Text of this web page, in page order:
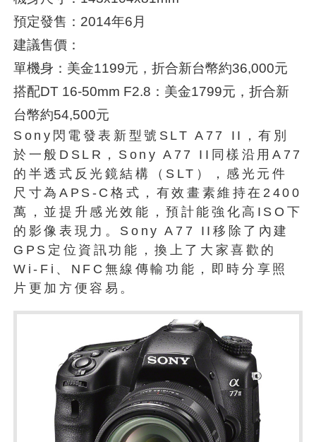
預定發售：2014年6月
建議售價：
單機身：美金1199元，折合新台幣約36,000元
搭配DT 16-50mm F2.8：美金1799元，折合新
台幣約54,500元
Sony閃電發表新型號SLT A77 II，有別
於一般DSLR，Sony A77 II同樣沿用A77
的半透式反光鏡結構（SLT），感光元件
尺寸為APS-C格式，有效畫素維持在2400
萬，並提升感光效能，預計能強化高ISO下
的影像表現力。Sony A77 II移除了內建
GPS定位資訊功能，換上了大家喜歡的
Wi-Fi、NFC無線傳輸功能，即時分享照
片更加方便容易。